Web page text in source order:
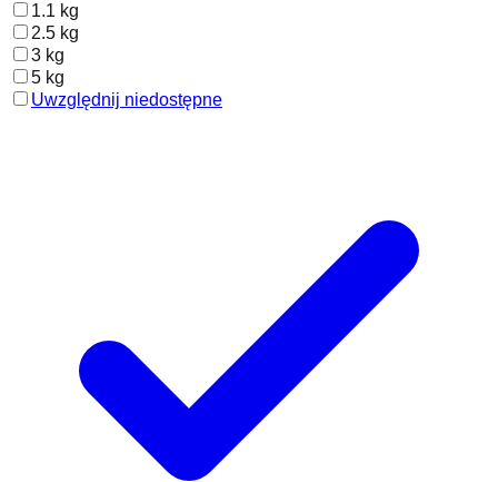
1.1 kg
2.5 kg
3 kg
5 kg
Uwzględnij niedostępne